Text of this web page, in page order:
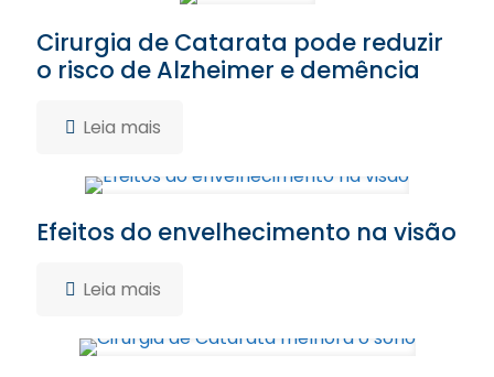
Cirurgia de Catarata pode reduzir
o risco de Alzheimer e demência
Leia mais
Efeitos do envelhecimento na visão
Leia mais